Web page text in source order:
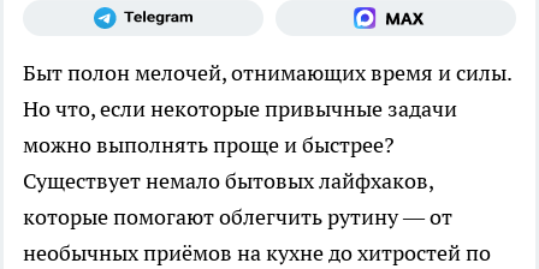
Быт полон мелочей, отнимающих время и силы.
Но что, если некоторые привычные задачи
можно выполнять проще и быстрее?
Существует немало бытовых лайфхаков,
которые помогают облегчить рутину — от
необычных приёмов на кухне до хитростей по